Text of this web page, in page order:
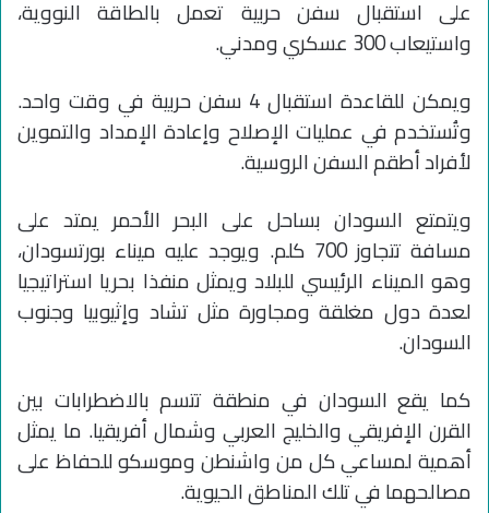
على استقبال سفن حربية تعمل بالطاقة النووية،
واستيعاب 300 عسكري ومدني.
ويمكن للقاعدة استقبال 4 سفن حربية في وقت واحد.
وتُستخدم في عمليات الإصلاح وإعادة الإمداد والتموين
لأفراد أطقم السفن الروسية.
ويتمتع السودان بساحل على البحر الأحمر يمتد على
مسافة تتجاوز 700 كلم. ويوجد عليه ميناء بورتسودان،
وهو الميناء الرئيسي للبلاد ويمثل منفذا بحريا استراتيجيا
لعدة دول مغلقة ومجاورة مثل تشاد وإثيوبيا وجنوب
السودان.
كما يقع السودان في منطقة تتسم بالاضطرابات بين
القرن الإفريقي والخليج العربي وشمال أفريقيا. ما يمثل
أهمية لمساعي كل من واشنطن وموسكو للحفاظ على
مصالحهما في تلك المناطق الحيوية.